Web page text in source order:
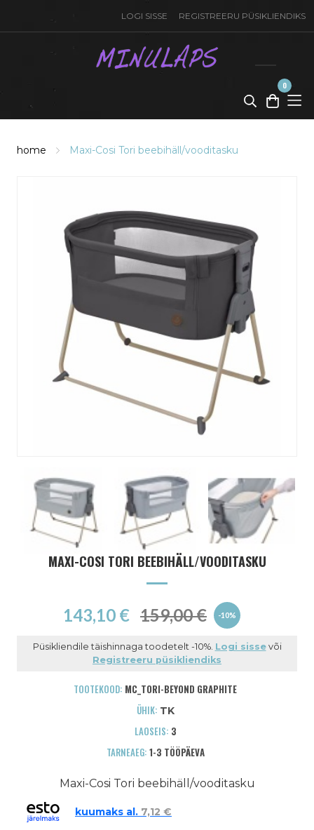
LOGI SISSE REGISTREERU PÜSIKLIENDIKS
0
toode(t)
home Maxi-Cosi Tori beebihäll/vooditasku
MAXI-COSI TORI BEEBIHÄLL/VOODITASKU
143,10 € 159,00 € -10%
Püsikliendile täishinnaga toodetelt -10%. Logi sissevõi
Registreeru püsikliendiks
TOOTEKOOD: MC_TORI-BEYOND GRAPHITE
ÜHIK:TK
LAOSEIS: 3
TARNEAEG: 1-3 TÖÖPÄEVA
Maxi-Cosi Tori beebihäll/vooditasku
kuumaks al. 7,12 €